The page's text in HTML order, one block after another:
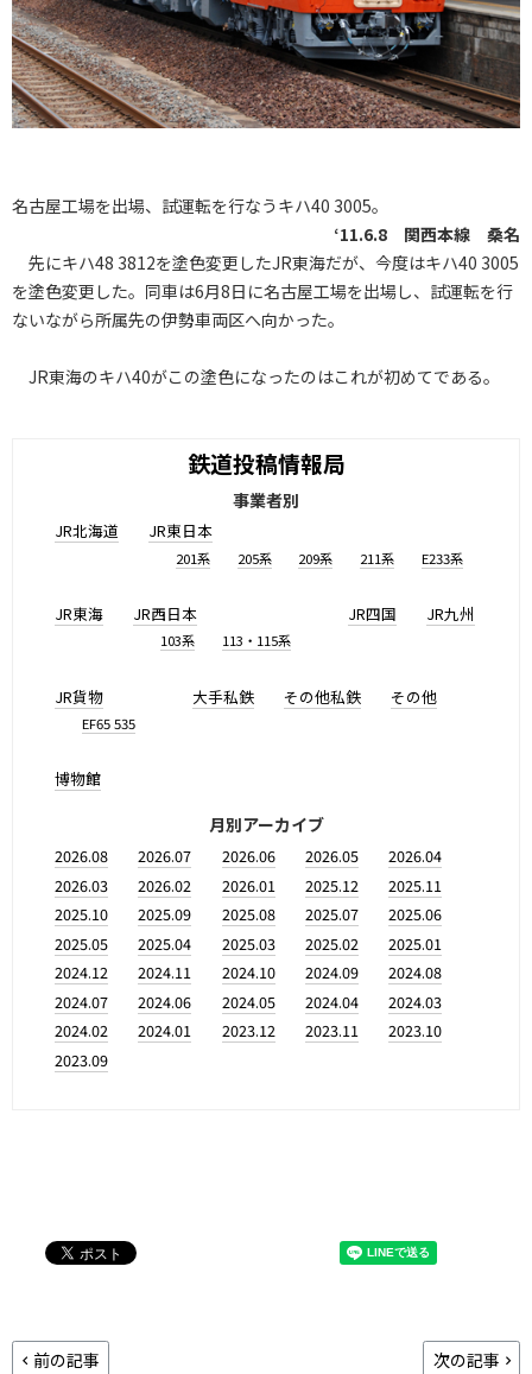
名古屋工場を出場、試運転を行なうキハ40 3005。
‘11.6.8 関西本線 桑名
先にキハ48 3812を塗色変更したJR東海だが、今度はキハ40 3005
を塗色変更した。同車は6月8日に名古屋工場を出場し、試運転を行
ないながら所属先の伊勢車両区へ向かった。
JR東海のキハ40がこの塗色になったのはこれが初めてである。
鉄道投稿情報局
事業者別
JR北海道 JR東日本
201系 205系 209系 211系 E233系
JR東海 JR西日本
103系 113・115系
JR四国 JR九州
JR貨物
EF65 535
大手私鉄 その他私鉄 その他
博物館
月別アーカイブ
2026.08 2026.07 2026.06 2026.05
2026.04
2026.03
2026.02 2026.01 2025.12
2025.11
2025.10
2025.09 2025.08 2025.07
2025.06
2025.05
2025.04 2025.03 2025.02
2025.01
2024.12
2024.11 2024.10 2024.09
2024.08
2024.07
2024.06 2024.05 2024.04
2024.03
2024.02
2024.01 2023.12 2023.11
2023.10
2023.09
前の記事 次の記事